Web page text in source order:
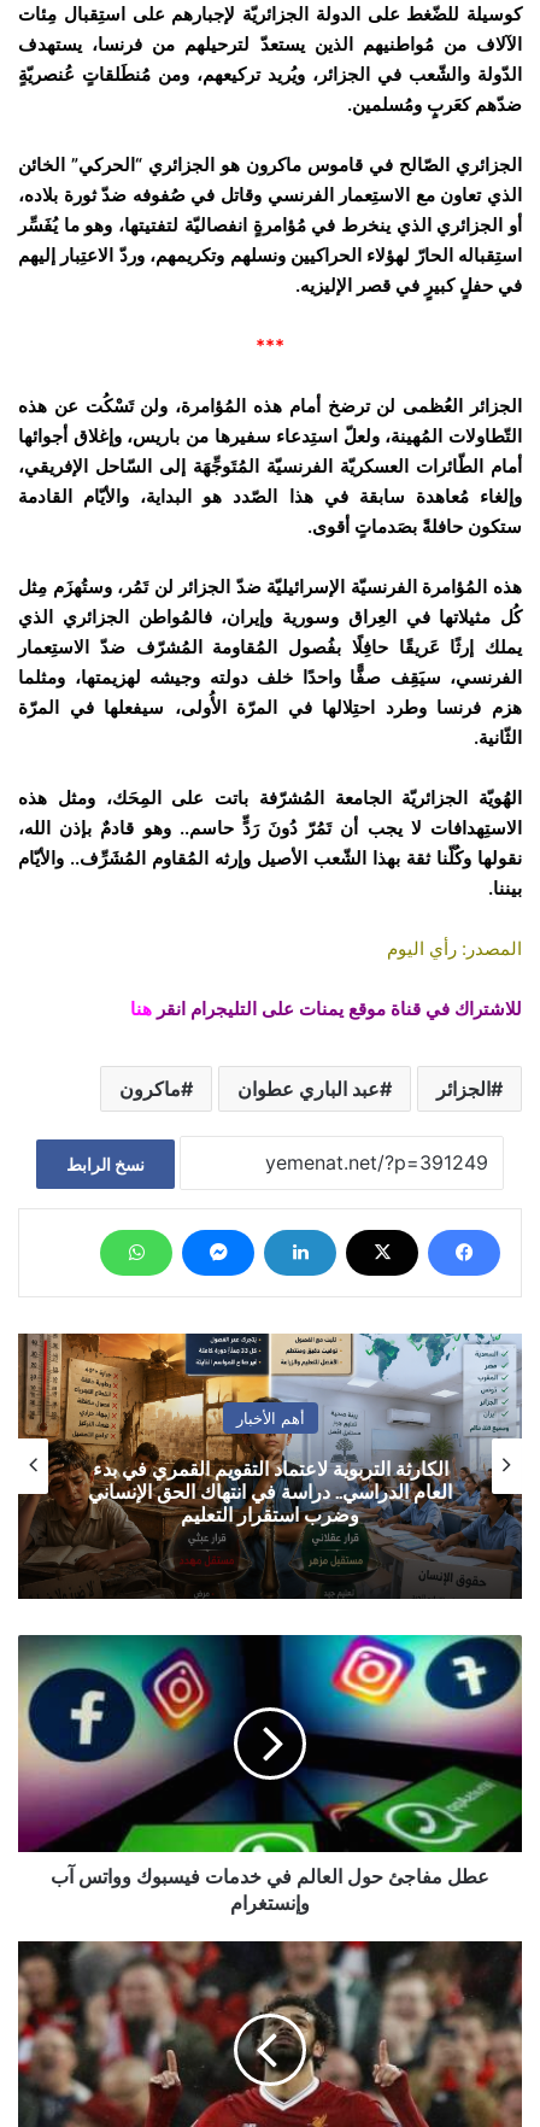
كوسيلة للضّغط على الدولة الجزائريّة لإجبارهم على استِقبال مِئات
الآلاف من مُواطنيهم الذين يستعدّ لترحيلهم من فرنسا، يستهدف
الدّولة والشّعب في الجزائر، ويُريد تركيعهم، ومن مُنطَلقاتٍ عُنصريّةٍ
ضدّهم كعَربٍ ومُسلمين.
الجزائري الصّالح في قاموس ماكرون هو الجزائري “الحركي” الخائن
الذي تعاون مع الاستِعمار الفرنسي وقاتل في صُفوفه ضدّ ثورة بلاده،
أو الجزائري الذي ينخرط في مُؤامرةٍ انفصاليّة لتفتيتها، وهو ما يُفَسِّر
استِقباله الحارّ لهؤلاء الحراكيين ونسلهم وتكريمهم، وردّ الاعتِبار إليهم
في حفلٍ كبيرٍ في قصر الإليزيه.
***
الجزائر العُظمى لن ترضخ أمام هذه المُؤامرة، ولن تَسْكُت عن هذه
التّطاولات المُهينة، ولعلّ استِدعاء سفيرها من باريس، وإغلاق أجوائها
أمام الطّائرات العسكريّة الفرنسيّة المُتَوجِّهَة إلى السّاحل الإفريقي،
وإلغاء مُعاهدة سابقة في هذا الصّدد هو البداية، والأيّام القادمة
ستكون حافلةً بصَدماتٍ أقوى.
هذه المُؤامرة الفرنسيّة الإسرائيليّة ضدّ الجزائر لن تَمُر، وستُهزَم مِثل
كُل مثيلاتها في العِراق وسورية وإيران، فالمُواطن الجزائري الذي
يملك إرثًا عَريقًا حافِلًا بفُصول المُقاومة المُشرّف ضدّ الاستِعمار
الفرنسي، سيَقِف صفًّا واحدًا خلف دولته وجيشه لهزيمتها، ومثلما
هزم فرنسا وطرد احتِلالها في المرّة الأُولى، سيفعلها في المرّة
الثّانية.
الهُويّة الجزائريّة الجامعة المُشرّفة باتت على المِحَك، ومثل هذه
الاستِهدافات لا يجب أن تَمُرّ دُونَ رَدٍّ حاسم.. وهو قادمٌ بإذن الله،
نقولها وكُلّنا ثقة بهذا الشّعب الأصيل وإرثه المُقاوم المُشَرِّف.. والأيّام
بيننا.
المصدر: رأي اليوم
للاشتراك في قناة موقع يمنات على التليجرام انقر هنا
الجزائر عبد الباري عطوان ماكرون
نسخ الرابط
أهم الأخبار
الكارثة التربوية لاعتماد التقويم القمري في بدء
العام الدراسي.. دراسة في انتهاك الحق الإنساني
وضرب استقرار التعليم
عطل
مفاجئ
حول
العالم
في
خدمات
فيسبوك
وواتس
آب
وإنستغرام
عطل مفاجئ حول العالم في خدمات فيسبوك وواتس آب
وإنستغرام
مدرب
فريق
ليفربول:
محمد
صلاح
نجم
من